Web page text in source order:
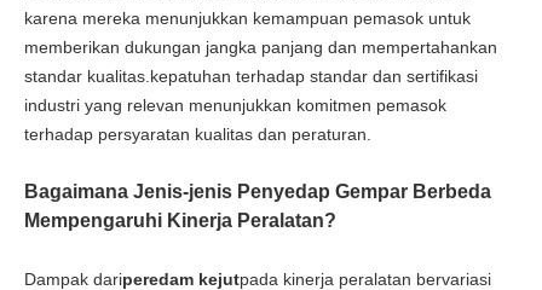
karena mereka menunjukkan kemampuan pemasok untuk
memberikan dukungan jangka panjang dan mempertahankan
standar kualitas.kepatuhan terhadap standar dan sertifikasi
industri yang relevan menunjukkan komitmen pemasok
terhadap persyaratan kualitas dan peraturan.
Bagaimana Jenis-jenis Penyedap Gempar Berbeda
Mempengaruhi Kinerja Peralatan?
Dampak dariperedam kejutpada kinerja peralatan bervariasi